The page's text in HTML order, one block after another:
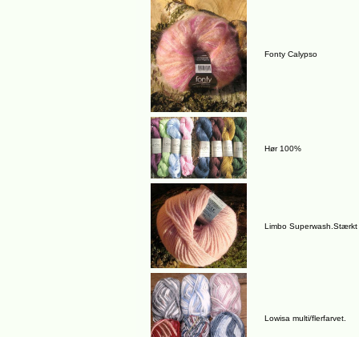
Fonty Calypso
Hør 100%
Limbo
Lowisa multi/flerfarvet.